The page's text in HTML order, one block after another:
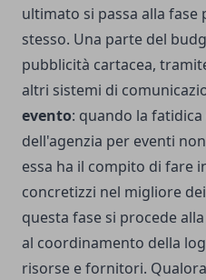
ultimato si passa alla
stesso. Una parte del
pubblicità cartacea,
altri sistemi di
evento: quando la
dell'agenzia per eventi
essa ha il compito di fare
concretizzi nel migliore
questa fase si procede
al coordinamento della
risorse e fornitori.